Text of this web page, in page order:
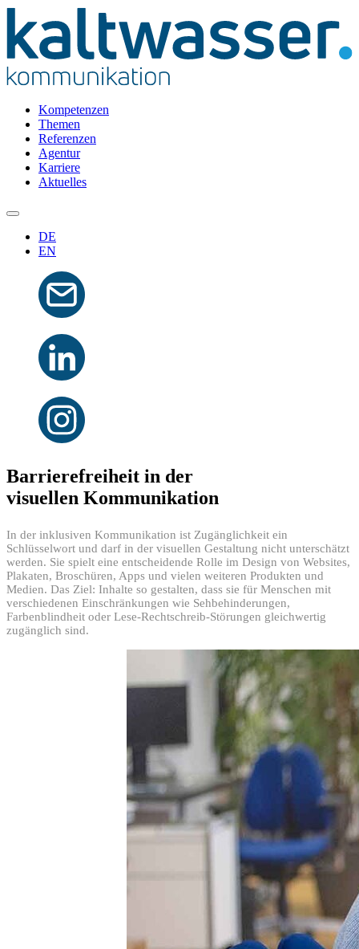
Kompetenzen
Themen
Referenzen
Agentur
Karriere
Aktuelles
DE
EN
Barrierefreiheit in der
visuellen Kommunikation
In der inklusiven Kommunikation ist Zugänglichkeit ein
Schlüsselwort und darf in der visuellen Gestaltung nicht unterschätzt
werden. Sie spielt eine entscheidende Rolle im Design von Websites,
Plakaten, Broschüren, Apps und vielen weiteren Produkten und
Medien. Das Ziel: Inhalte so gestalten, dass sie für Menschen mit
verschiedenen Einschränkungen wie Sehbehinderungen,
Farbenblindheit oder Lese-Rechtschreib-Störungen gleichwertig
zugänglich sind.